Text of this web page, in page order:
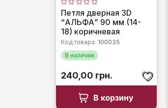
Оценка
0
из
5
Петля дверная 3D
“АЛЬФА” 90 мм (14-
18) коричневая
Код товара: 100035
В наличии
240,00 грн.
В корзину